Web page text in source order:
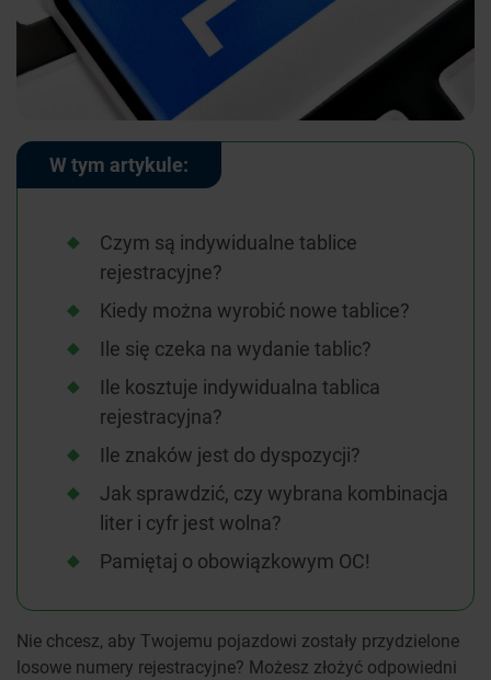
W tym artykule:
Czym są indywidualne tablice
rejestracyjne?
Kiedy można wyrobić nowe tablice?
Ile się czeka na wydanie tablic?
Ile kosztuje indywidualna tablica
rejestracyjna?
Ile znaków jest do dyspozycji?
Jak sprawdzić, czy wybrana kombinacja
liter i cyfr jest wolna?
Pamiętaj o obowiązkowym OC!
Nie chcesz, aby Twojemu pojazdowi zostały przydzielone
losowe numery rejestracyjne? Możesz złożyć odpowiedni